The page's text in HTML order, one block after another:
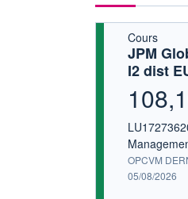
Cours
JPM
I2 dist
OPCVM
05/08/2026